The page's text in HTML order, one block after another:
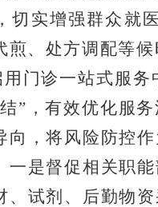
切实增强群众就
煎、处方调配等
用门诊一站式服
” ，有效优化服
向，将风险防控
一是督促相关职
、试剂、后勤物